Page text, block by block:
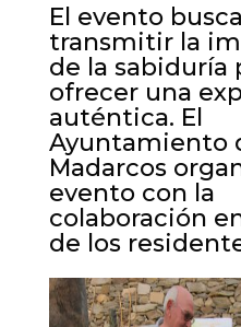
El evento busca
transmitir la
de la sabiduría
ofrecer una
auténtica. El
Ayuntamiento
Madarcos
evento con la
colaboración
de los